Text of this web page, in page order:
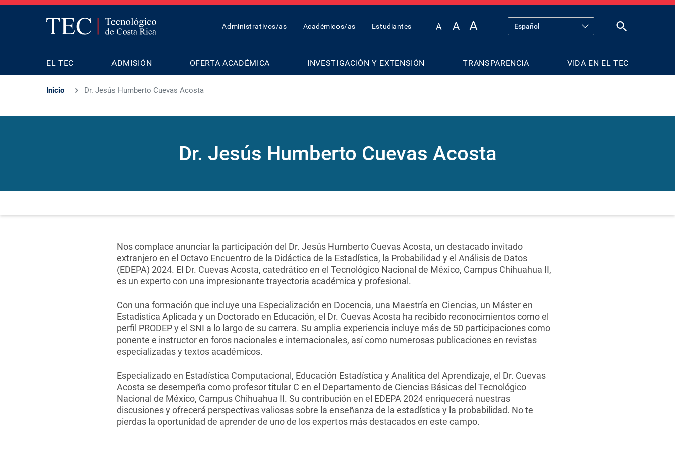
TOP
MENU
Administrativos/as Académicos/as Estudiantes
MAIN
NAVIGATION
EL TEC ADMISIÓN OFERTA ACADÉMICA INVESTIGACIÓN Y EXTENSIÓN TRANSPARENCIA VIDA EN EL TEC
Inicio Dr. Jesús Humberto Cuevas Acosta
Dr. Jesús Humberto Cuevas Acosta
Nos complace anunciar la participación del Dr. Jesús Humberto Cuevas Acosta, un destacado invitado
extranjero en el Octavo Encuentro de la Didáctica de la Estadística, la Probabilidad y el Análisis de Datos
(EDEPA) 2024. El Dr. Cuevas Acosta, catedrático en el Tecnológico Nacional de México, Campus Chihuahua II,
es un experto con una impresionante trayectoria académica y profesional.
Con una formación que incluye una Especialización en Docencia, una Maestría en Ciencias, un Máster en
Estadística Aplicada y un Doctorado en Educación, el Dr. Cuevas Acosta ha recibido reconocimientos como el
perfil PRODEP y el SNI a lo largo de su carrera. Su amplia experiencia incluye más de 50 participaciones como
ponente e instructor en foros nacionales e internacionales, así como numerosas publicaciones en revistas
especializadas y textos académicos.
Especializado en Estadística Computacional, Educación Estadística y Analítica del Aprendizaje, el Dr. Cuevas
Acosta se desempeña como profesor titular C en el Departamento de Ciencias Básicas del Tecnológico
Nacional de México, Campus Chihuahua II. Su contribución en el EDEPA 2024 enriquecerá nuestras
discusiones y ofrecerá perspectivas valiosas sobre la enseñanza de la estadística y la probabilidad. No te
pierdas la oportunidad de aprender de uno de los expertos más destacados en este campo.